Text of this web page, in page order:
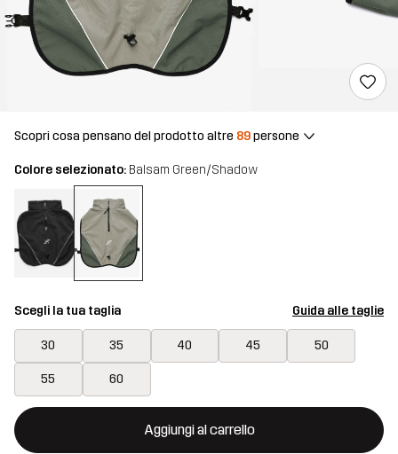
Scopri cosa pensano del prodotto altre 89persone
Colore selezionato: Balsam Green/Shadow
Scegli la tua taglia Guida alle taglie
30 35 40 45 50
55 60
Aggiungi al carrello
Questo tasto aprirà una finestra modale per confermare un
{{size}} non disponibile